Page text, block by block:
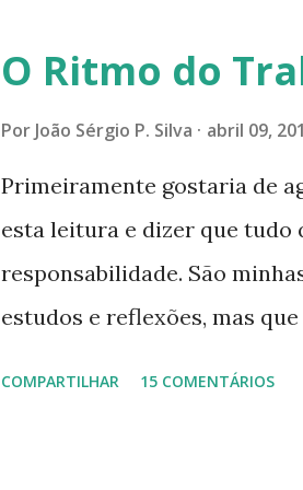
tocando os círculos
formando um círculo cada
CONSAGRAÇÃO DO
Presença que me envolve
aqui: é a presença da
Felicidade e Alegria. Quem
O Ritmo do
Por João Sérgio P. Silva abril 09,
Primeiramente gostaria de
esta leitura e dizer que tudo
responsabilidade. São
estudos e reflexões, mas
COMPARTILHAR 15 COMENTÁRIOS